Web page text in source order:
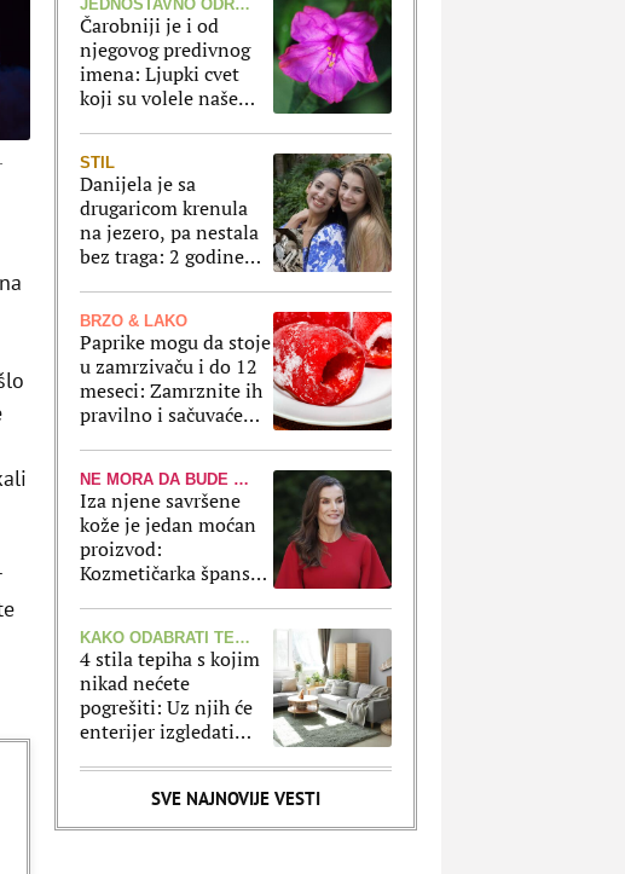
JEDNOSTAVNO ODRŽAVANJE
Čarobniji je i od
njegovog predivnog
imena: Ljupki cvet
koji su volele naše
STIL
Danijela je sa
drugaricom krenula
na jezero, pa nestala
bez traga: 2 godine
šta im se desilo je
nešto najstrašnije
BRZO & LAKO
Paprike mogu da stoje
u zamrzivaču i do 12
meseci: Zamrznite ih
pravilno i sačuvaće
NE MORA DA BUDE SKUP
Iza njene savršene
kože je jedan moćan
proizvod:
Kozmetičarka španske
preskače
KAKO ODABRATI TEPIH?
4 stila tepiha s kojim
nikad nećete
pogrešiti: Uz njih će
enterijer izgledati
SVE NAJNOVIJE VESTI